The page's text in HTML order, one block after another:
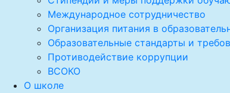
Международное сотрудничество
Организация питания в
Образовательные стандарты и
Противодействие коррупции
ВСОКО
О школе